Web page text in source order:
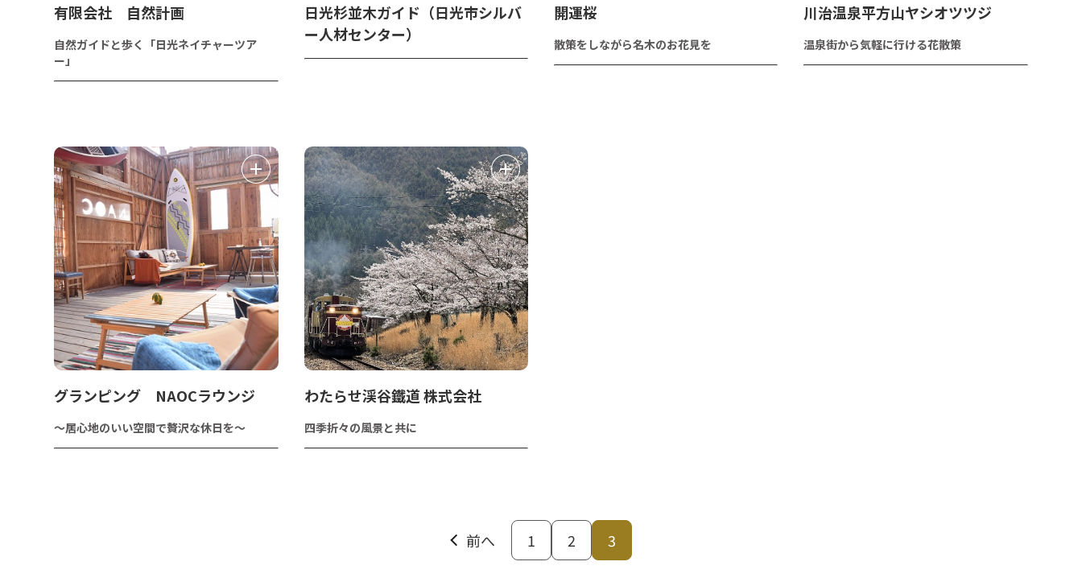
有限会社 自然計画
自然ガイドと歩く「日光ネイチャーツア
ー」
日光杉並木ガイド（日光市シルバ
ー人材センター）
開運桜
散策をしながら名木のお花見を
川治温泉平方山ヤシオツツジ
温泉街から気軽に行ける花散策
グランピング NAOCラウンジ
～居心地のいい空間で贅沢な休日を～
わたらせ渓谷鐵道 株式会社
四季折々の風景と共に
前へ 1 2 3